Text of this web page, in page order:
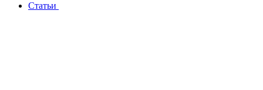
Статьи